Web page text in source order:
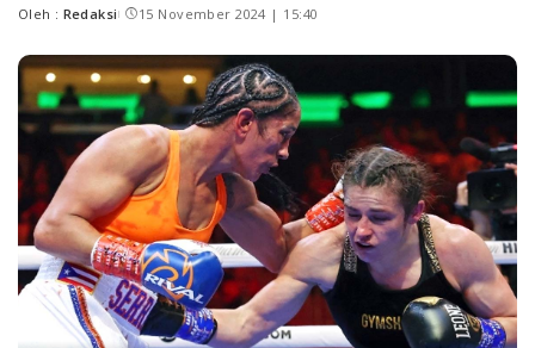
Oleh : Redaksi 15 November 2024 | 15:40